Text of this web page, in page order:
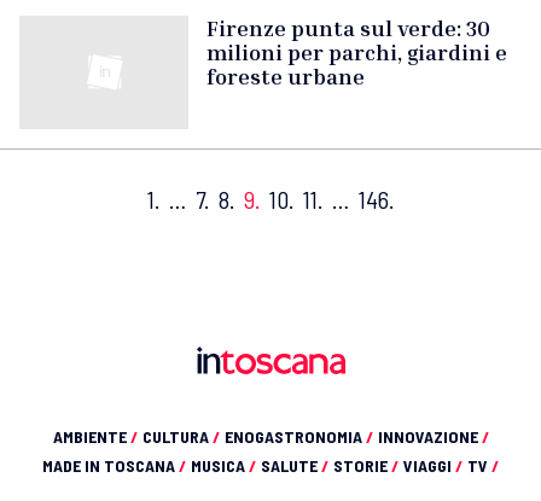
Firenze punta sul verde: 30
milioni per parchi, giardini e
foreste urbane
1. … 7. 8. 9. 10. 11. … 146.
AMBIENTE/ CULTURA/ ENOGASTRONOMIA/ INNOVAZIONE/
MADE IN TOSCANA/ MUSICA/ SALUTE/ STORIE/ VIAGGI / TV /